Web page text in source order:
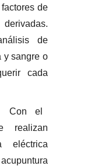
de
de
y sangre o
cada
el
realizan
eléctrica